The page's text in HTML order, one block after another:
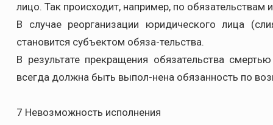
лицо. Так происходит, например, по
В случае реорганизации юридического лица
становится субъектом обяза-тельства.
В результате прекращения обязательства
всегда должна быть выпол-нена обязанность по
7 Невозможность исполнения